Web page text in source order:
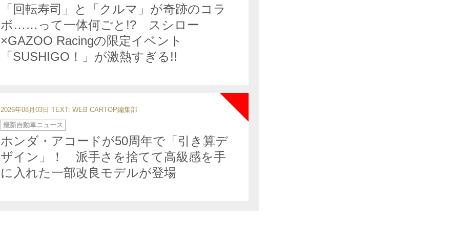
「回転寿司」と「クルマ」が奇跡のコラ
ボ……って一体何ごと!? スシロー
×GAZOO Racingの限定イベント
「SUSHIGO！」が激熱すぎる!!
2026年08月03日 TEXT: WEB CARTOP編集部
ホンダ・アコードが50周年で「引き算デ
ザイン」！ 派手さを捨てて高級感を手
に入れた一部改良モデルが登場
カ
テ
ゴ
リ
ー
最新自動車ニュース